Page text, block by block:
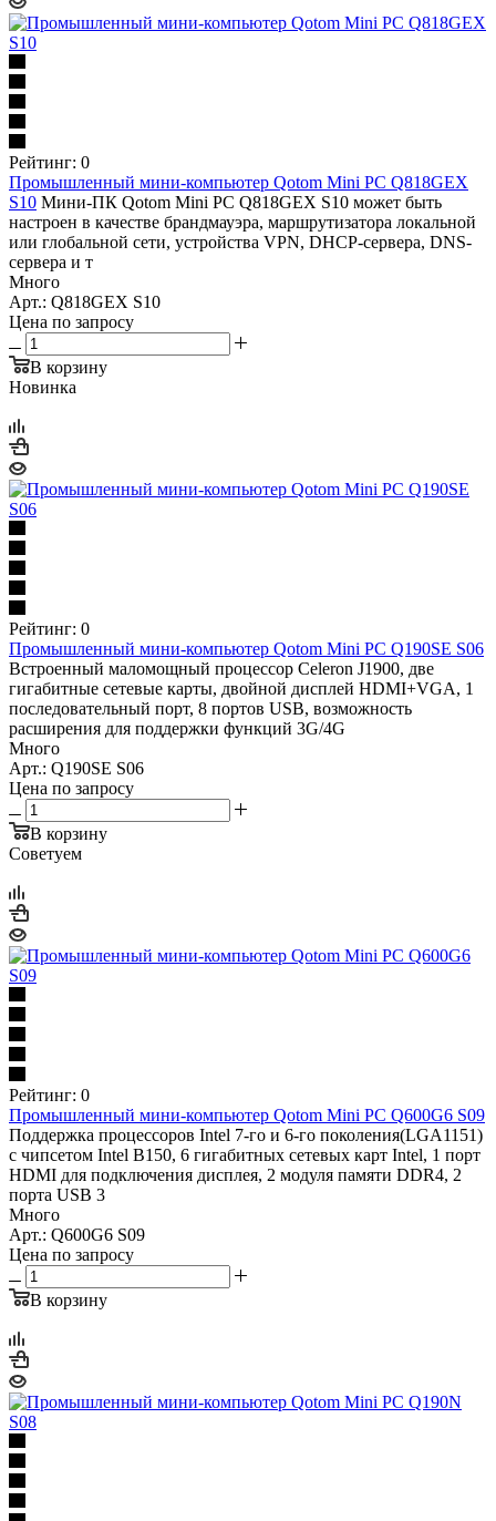
Рейтинг: 0
Промышленный мини-компьютер Qotom Mini PC Q818GEX
S10 Мини-ПК Qotom Mini PC Q818GEX S10 может быть
настроен в качестве брандмауэра, маршрутизатора локальной
или глобальной сети, устройства VPN, DHCP-сервера, DNS-
сервера и т
Много
Арт.: Q818GEX S10
Цена по запросу
В корзину
Новинка
Рейтинг: 0
Промышленный мини-компьютер Qotom Mini PC Q190SE S06
Встроенный маломощный процессор Celeron J1900, две
гигабитные сетевые карты, двойной дисплей HDMI+VGA, 1
последовательный порт, 8 портов USB, возможность
расширения для поддержки функций 3G/4G
Много
Арт.: Q190SE S06
Цена по запросу
В корзину
Советуем
Рейтинг: 0
Промышленный мини-компьютер Qotom Mini PC Q600G6 S09
Поддержка процессоров Intel 7-го и 6-го поколения(LGA1151)
с чипсетом Intel B150, 6 гигабитных сетевых карт Intel, 1 порт
HDMI для подключения дисплея, 2 модуля памяти DDR4, 2
порта USB 3
Много
Арт.: Q600G6 S09
Цена по запросу
В корзину